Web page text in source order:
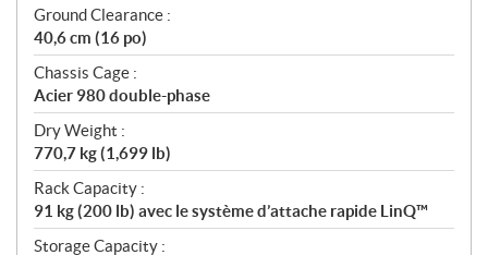
Ground Clearance :
40,6 cm (16 po)
Chassis Cage :
Acier 980 double-phase
Dry Weight :
770,7 kg (1,699 lb)
Rack Capacity :
91 kg (200 lb) avec le système d’attache rapide LinQ™
Storage Capacity :